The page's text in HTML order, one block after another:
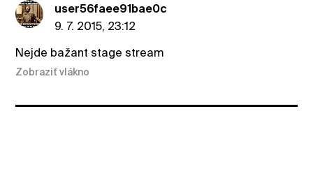
user56faee91bae0c
9. 7. 2015, 23:12
Nejde bažant stage stream
Zobraziť vlákno